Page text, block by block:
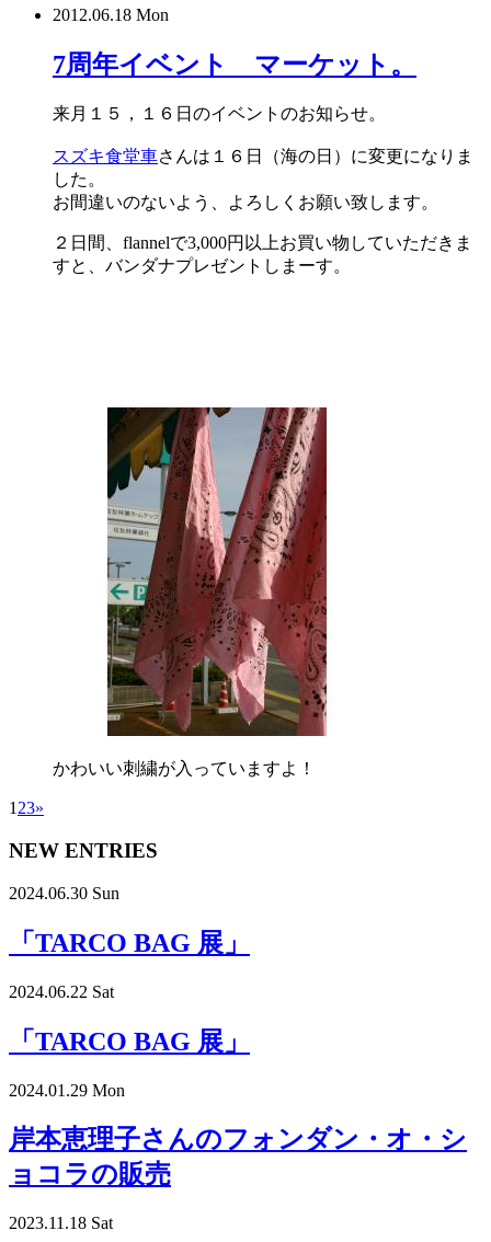
2012.06.18 Mon
7周年イベント マーケット。
来月１５，１６日のイベントのお知らせ。
スズキ食堂車さんは１６日（海の日）に変更になりま
した。
お間違いのないよう、よろしくお願い致します。
２日間、flannelで3,000円以上お買い物していただきま
すと、バンダナプレゼントしまーす。
かわいい刺繍が入っていますよ！
123»
NEW ENTRIES
2024.06.30 Sun
「TARCO BAG 展」
2024.06.22 Sat
「TARCO BAG 展」
2024.01.29 Mon
岸本恵理子さんのフォンダン・オ・シ
ョコラの販売
2023.11.18 Sat